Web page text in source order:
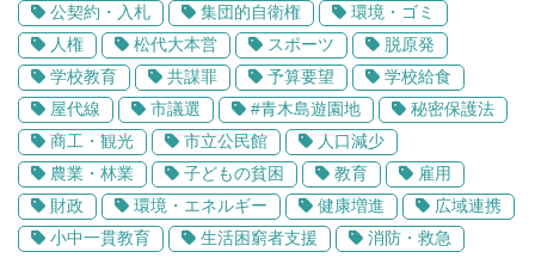
公契約・入札
集団的自衛権
環境・ゴミ
人権
松代大本営 スポーツ
脱原発
学校教育
共謀罪 予算要望
学校給食
屋代線
市議選 #青木島遊園地
秘密保護法
商工・観光
市立公民館
人口減少
農業・林業
子どもの貧困 教育
雇用
財政
環境・エネルギー 健康増進
広域連携
小中一貫教育
生活困窮者支援
消防・救急